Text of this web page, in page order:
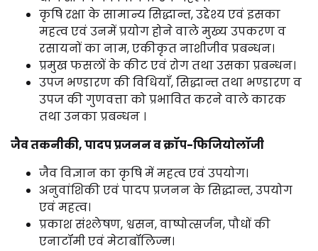
कृषि रक्षा के सामान्य सिद्धान्त, उद्देश्य एवं इसका
महत्व एवं उनमें प्रयोग होने वाले मुख्य उपकरण व
रसायनों का नाम, एकीकृत नाशीजीव प्रबन्धन।
प्रमुख फसलों के कीट एवं रोग तथा उसका प्रबन्धन।
उपज भण्डारण की विधियाँ, सिद्धान्त तथा भण्डारण व
उपज की गुणवत्ता को प्रभावित करने वाले कारक
तथा उनका प्रबन्धन ।
जैव तकनीकी, पादप प्रजनन व क्रॉप-फिजियोलॉजी
जैव विज्ञान का कृषि में महत्व एवं उपयोग।
अनुवांशिकी एवं पादप प्रजनन के सिद्धान्त, उपयोग
एवं महत्व।
प्रकाश संश्लेषण, श्वसन, वाष्पोत्सर्जन, पौधों की
एनाटॉमी एवं मेटाबॉलिज्म।